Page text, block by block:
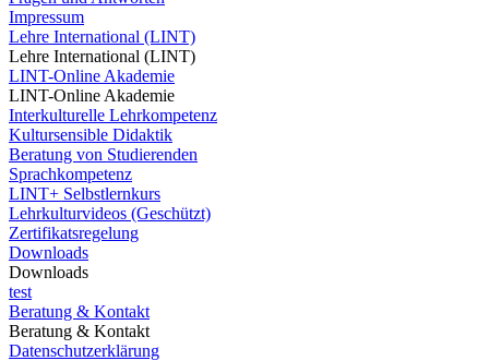
Impressum
Lehre International (LINT)
Lehre International (LINT)
LINT-Online Akademie
LINT-Online Akademie
Interkulturelle Lehrkompetenz
Kultursensible Didaktik
Beratung von Studierenden
Sprachkompetenz
LINT+ Selbstlernkurs
Lehrkulturvideos (Geschützt)
Zertifikatsregelung
Downloads
Downloads
test
Beratung & Kontakt
Beratung & Kontakt
Datenschutzerklärung